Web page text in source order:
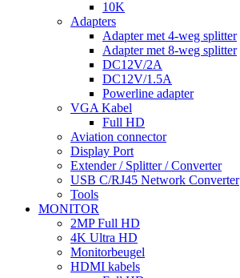
10K
Adapters
Adapter met 4-weg splitter
Adapter met 8-weg splitter
DC12V/2A
DC12V/1.5A
Powerline adapter
VGA Kabel
Full HD
Aviation connector
Display Port
Extender / Splitter / Converter
USB C/RJ45 Network Converter
Tools
MONITOR
2MP Full HD
4K Ultra HD
Monitorbeugel
HDMI kabels